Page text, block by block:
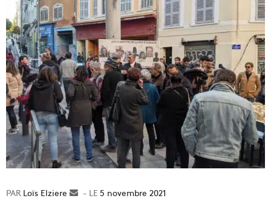
Loïs Elziere
Envoyer5 novembre 2021